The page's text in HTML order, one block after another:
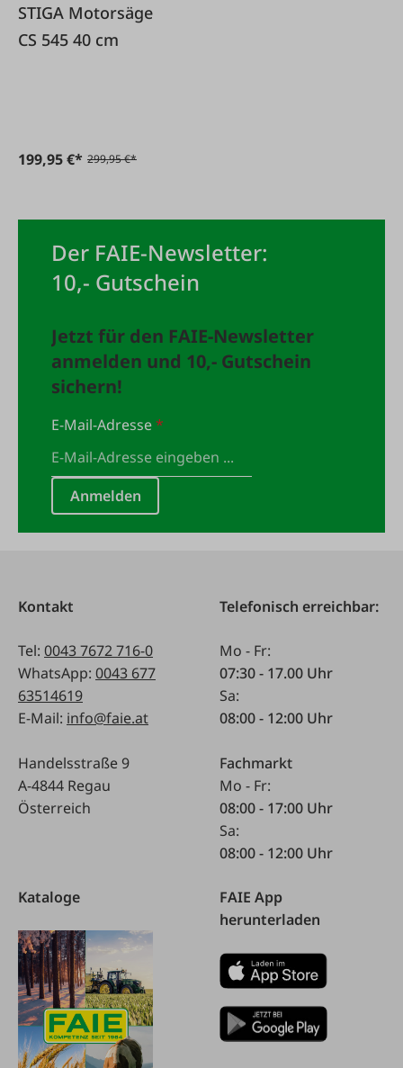
STIGA Motorsäge
CS 545 40 cm
199,95 €* 299,95 €*
Der FAIE-Newsletter:
10,- Gutschein
Jetzt für den FAIE-Newsletter
anmelden und 10,- Gutschein
sichern!
E-Mail-Adresse*
Anmelden
Kontakt
Tel: 0043 7672 716-0
WhatsApp: 0043 677
63514619
E-Mail: info@faie.at
Handelsstraße 9
A-4844 Regau
Österreich
Telefonisch erreichbar:
Mo - Fr:
07:30 - 17.00 Uhr
Sa:
08:00 - 12:00 Uhr
Fachmarkt
Mo - Fr:
08:00 - 17:00 Uhr
Sa:
08:00 - 12:00 Uhr
Kataloge
FAIE App
herunterladen